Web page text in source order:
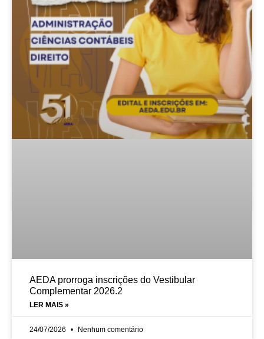
AEDA prorroga inscrições do Vestibular
Complementar 2026.2
LER MAIS »
24/07/2026 Nenhum comentário